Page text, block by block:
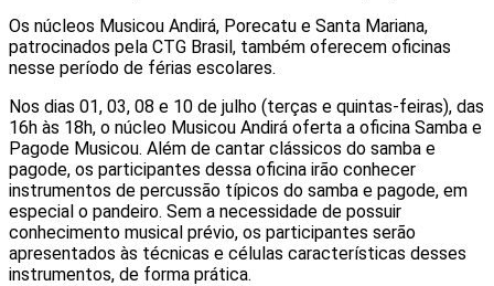
Os núcleos Musicou Andirá, Porecatu e Santa Mariana,
patrocinados pela CTG Brasil, também oferecem oficinas
nesse período de férias escolares.
Nos dias 01, 03, 08 e 10 de julho (terças e quintas-feiras), das
16h às 18h, o núcleo Musicou Andirá oferta a oficina Samba e
Pagode Musicou. Além de cantar clássicos do samba e
pagode, os participantes dessa oficina irão conhecer
instrumentos de percussão típicos do samba e pagode, em
especial o pandeiro. Sem a necessidade de possuir
conhecimento musical prévio, os participantes serão
apresentados às técnicas e células características desses
instrumentos, de forma prática.